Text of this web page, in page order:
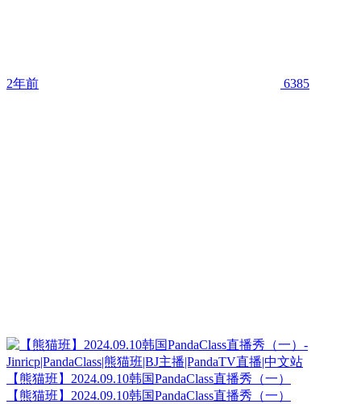
2年前 6385
【熊猫班】2024.09.10韩国PandaClass直播秀（一）
【熊猫班】2024.09.10韩国PandaClass直播秀（一）